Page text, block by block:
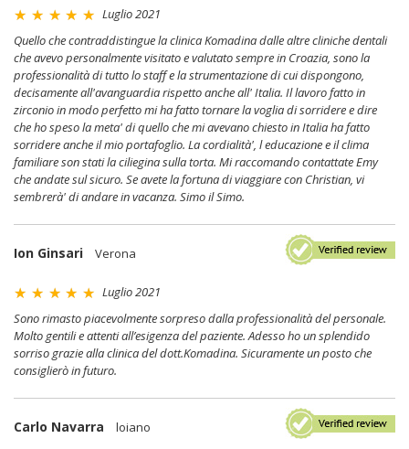
Luglio 2021
Quello che contraddistingue la clinica Komadina dalle altre cliniche dentali
che avevo personalmente visitato e valutato sempre in Croazia, sono la
professionalità di tutto lo staff e la strumentazione di cui dispongono,
decisamente all'avanguardia rispetto anche all' Italia. Il lavoro fatto in
zirconio in modo perfetto mi ha fatto tornare la voglia di sorridere e dire
che ho speso la meta' di quello che mi avevano chiesto in Italia ha fatto
sorridere anche il mio portafoglio. La cordialità', l educazione e il clima
familiare son stati la ciliegina sulla torta. Mi raccomando contattate Emy
che andate sul sicuro. Se avete la fortuna di viaggiare con Christian, vi
sembrerà' di andare in vacanza. Simo il Simo.
Ion Ginsari Verona
Luglio 2021
Sono rimasto piacevolmente sorpreso dalla professionalità del personale.
Molto gentili e attenti all’esigenza del paziente. Adesso ho un splendido
sorriso grazie alla clinica del dott.Komadina. Sicuramente un posto che
consiglierò in futuro.
Carlo Navarra loiano